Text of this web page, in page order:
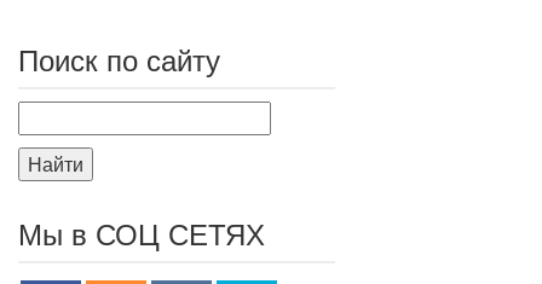
Поиск по сайту
Найти
Мы в СОЦ СЕТЯХ